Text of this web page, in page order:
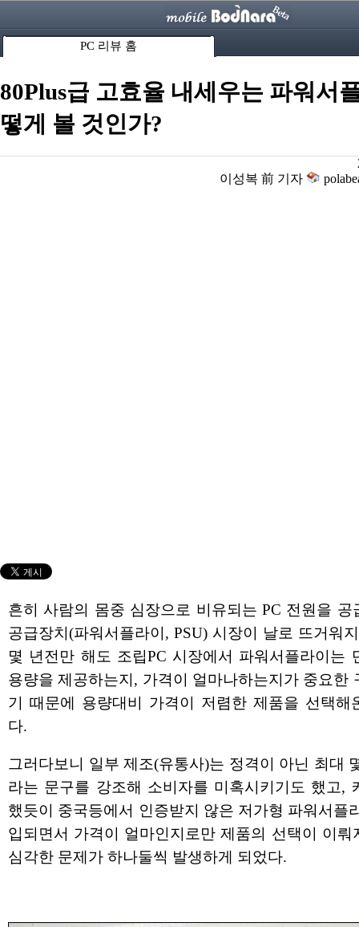
PC 리뷰 홈
80Plus급 고효율 내세우는 파워서
떻게 볼 것인가?
이성복 前 기자
흔히 사람의 몸중 심장으로 비유되는 PC 전원을 공
공급장치(파워서플라이, PSU) 시장이 날로 뜨거워
몇 년전만 해도 조립PC 시장에서 파워서플라이는
용량을 제공하는지, 가격이 얼마나하는지가 중요한
기 때문에 용량대비 가격이 저렴한 제품을 선택해
다.
그러다보니 일부 제조(유통사)는 정격이 아닌 최대
라는 문구를 강조해 소비자를 미혹시키기도 했고,
했듯이 중국등에서 인증받지 않은 저가형 파워서플
입되면서 가격이 얼마인지로만 제품의 선택이 이뤄
심각한 문제가 하나둘씩 발생하게 되었다.